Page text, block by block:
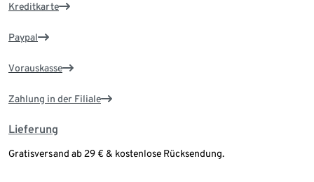
Kreditkarte
Paypal
Vorauskasse
Zahlung in der Filiale
Lieferung
Gratisversand ab 29 € & kostenlose Rücksendung.